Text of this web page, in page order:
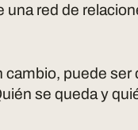
red de
puede
se queda y